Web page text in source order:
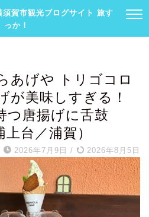
賀市観光ブログサイト 旅す
っか！
あげや トリゴコロ
が美味しすぎる！
つ唐揚げに舌鼓
台／浦賀）
2026年7月9日 / 2026年8月5日